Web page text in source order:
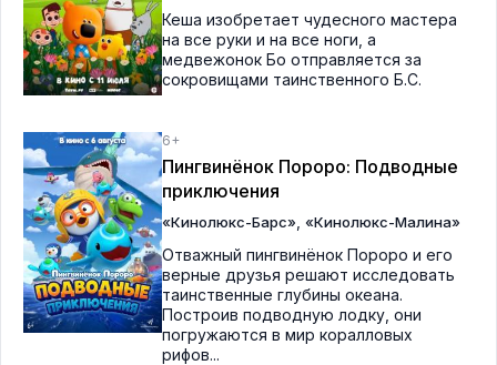
Кеша изобретает чудесного мастера
на все руки и на все ноги, а
медвежонок Бо отправляется за
сокровищами таинственного Б.С.
6+
Пингвинёнок Пороро: Подводные
приключения
«Кинолюкс-Барс» «Кинолюкс-Малина»
Отважный пингвинёнок Пороро и его
верные друзья решают исследовать
таинственные глубины океана.
Построив подводную лодку, они
погружаются в мир коралловых
рифов...